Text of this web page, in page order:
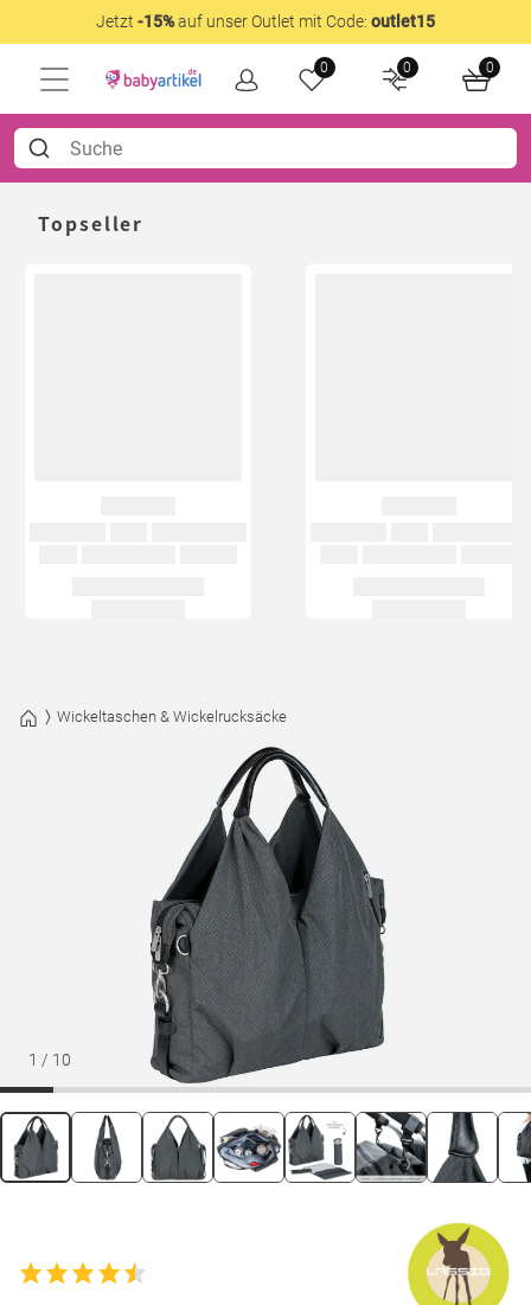
Jetzt -15%auf unser Outlet mit Code: outlet15
0 0 0
Topseller
Wickeltaschen & Wickelrucksäcke
1 / 10